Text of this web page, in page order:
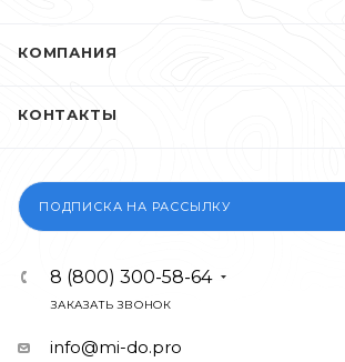
КОМПАНИЯ
КОНТАКТЫ
ПОДПИСКА НА РАССЫЛКУ
8 (800) 300-58-64
ЗАКАЗАТЬ ЗВОНОК
info@mi-do.pro